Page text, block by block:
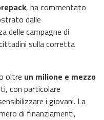
, ha commentato
dalle
delle campagne di
sulla corretta
oltre un milione e mezzo
con particolare
i giovani. La
di finanziamenti,